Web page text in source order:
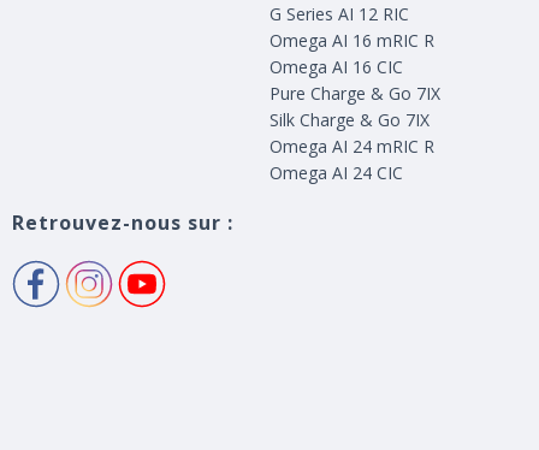
G Series AI 12 RIC
Omega AI 16 mRIC R
Omega AI 16 CIC
Pure Charge & Go 7IX
Silk Charge & Go 7IX
Omega AI 24 mRIC R
Omega AI 24 CIC
Retrouvez-nous sur :